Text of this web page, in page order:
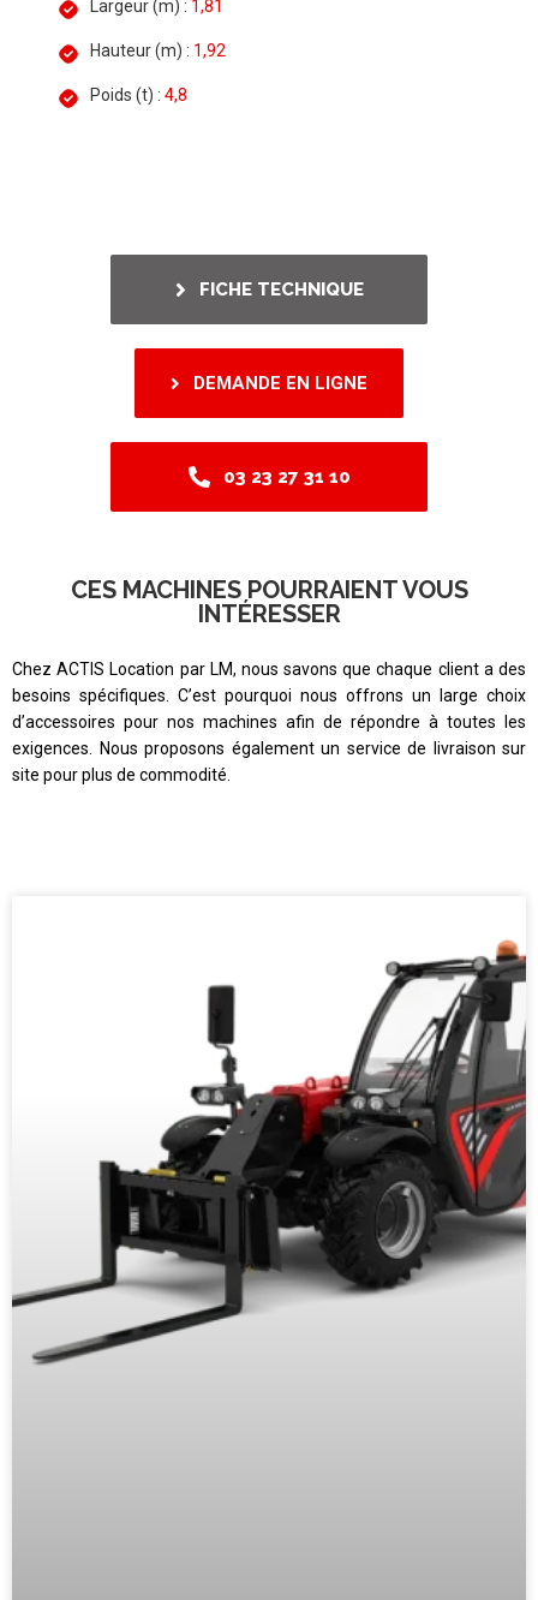
Largeur (m) : 1,81
Hauteur (m) : 1,92
Poids (t) : 4,8
FICHE TECHNIQUE
DEMANDE EN LIGNE
03 23 27 31 10
CES MACHINES POURRAIENT VOUS
INTÉRESSER
Chez ACTIS Location par LM, nous savons que chaque client a des
besoins spécifiques. C’est pourquoi nous offrons un large choix
d’accessoires pour nos machines afin de répondre à toutes les
exigences. Nous proposons également un service de livraison sur
site pour plus de commodité.